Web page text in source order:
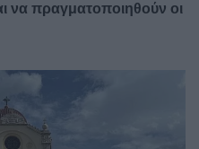
να πραγματοποιηθούν οι